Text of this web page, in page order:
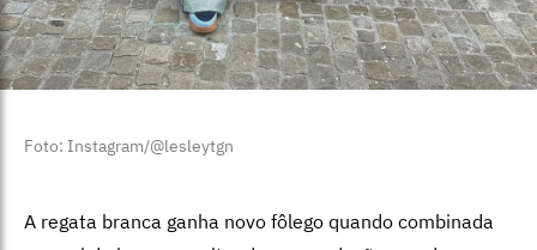
Foto: Instagram/@lesleytgn
A regata branca ganha novo fôlego quando combinada